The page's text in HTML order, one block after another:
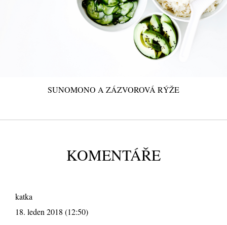
SUNOMONO A ZÁZVOROVÁ RÝŽE
KOMENTÁŘE
katka
18. leden 2018 (12:50)